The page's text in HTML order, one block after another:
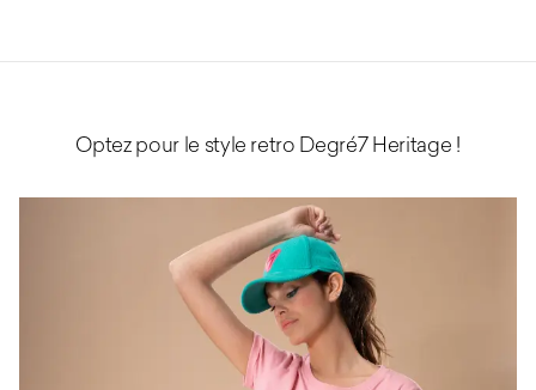
Optez pour le style retro Degré7 Heritage !